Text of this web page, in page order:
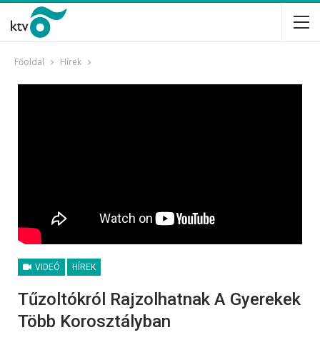
Főoldal Hírek
VIDEÓ HÍREK
Tűzoltókról Rajzolhatnak A Gyerekek
Több Korosztályban